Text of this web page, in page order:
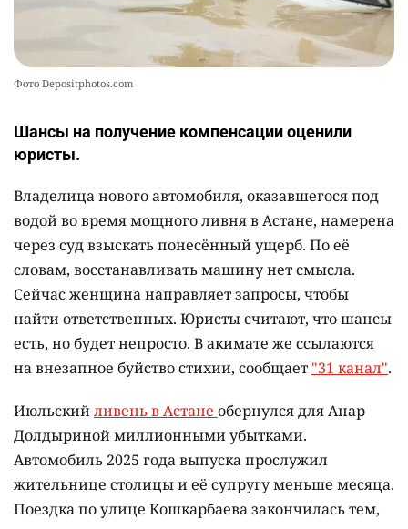
Фото Depositphotos.com
Шансы на получение компенсации оценили
юристы.
Владелица нового автомобиля, оказавшегося под
водой во время мощного ливня в Астане, намерена
через суд взыскать понесённый ущерб. По её
словам, восстанавливать машину нет смысла.
Сейчас женщина направляет запросы, чтобы
найти ответственных. Юристы считают, что шансы
есть, но будет непросто. В акимате же ссылаются
на внезапное буйство стихии, сообщает "31 канал".
Июльскийливень в Астане обернулся для Анар
Долдыриной миллионными убытками.
Автомобиль 2025 года выпуска прослужил
жительнице столицы и её супругу меньше месяца.
Поездка по улице Кошкарбаева закончилась тем,